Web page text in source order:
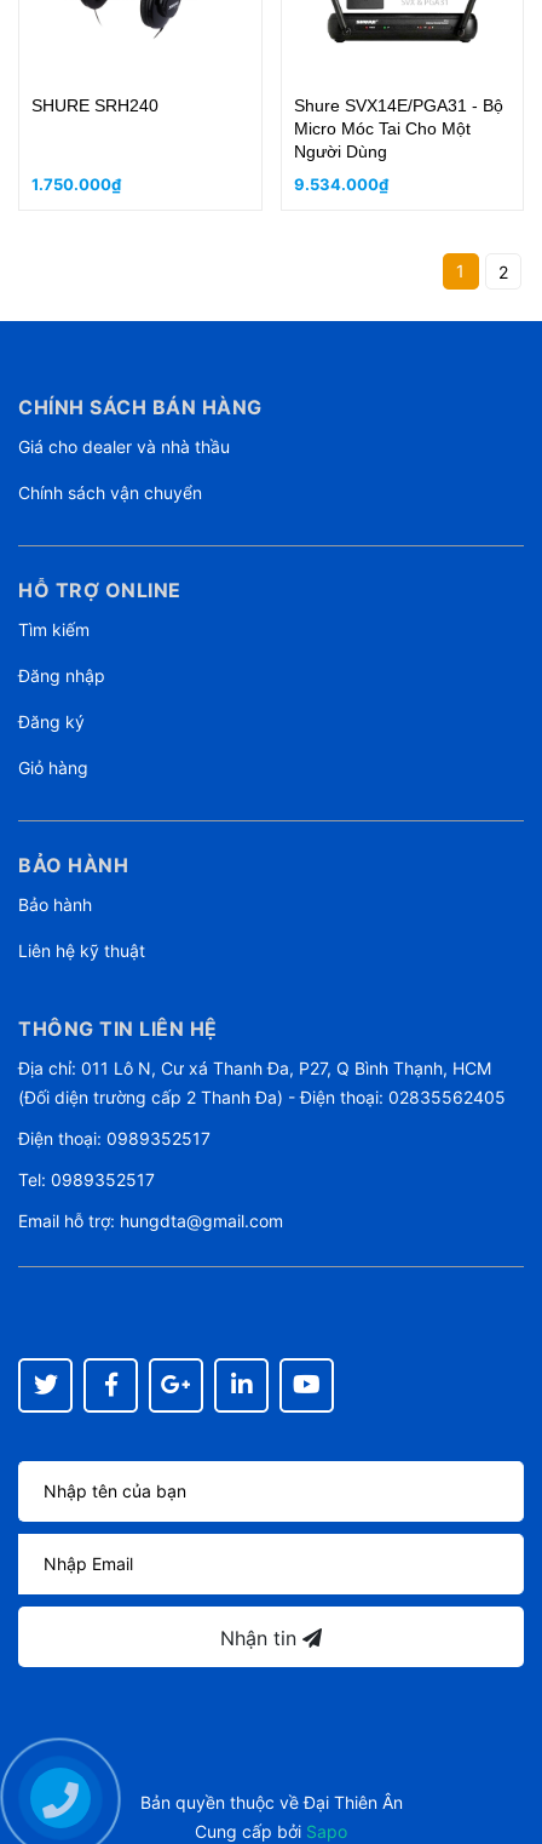
SHURE SRH240
1.750.000₫
Shure SVX14E/PGA31 - Bộ
Micro Móc Tai Cho Một
Người Dùng
9.534.000₫
1 2
CHÍNH SÁCH BÁN HÀNG
Giá cho dealer và nhà thầu
Chính sách vận chuyển
HỖ TRỢ ONLINE
Tìm kiếm
Đăng nhập
Đăng ký
Giỏ hàng
BẢO HÀNH
Bảo hành
Liên hệ kỹ thuật
THÔNG TIN LIÊN HỆ
Địa chỉ: 011 Lô N, Cư xá Thanh Đa, P27, Q Bình Thạnh, HCM
(Đối diện trường cấp 2 Thanh Đa) - Điện thoại: 02835562405
Điện thoại: 0989352517
Tel: 0989352517
Email hỗ trợ: hungdta@gmail.com
Nhận tin
Bản quyền thuộc vềĐại Thiên Ân
Cung cấp bởi Sapo